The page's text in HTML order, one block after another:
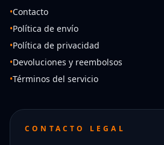
•Contacto
•Política de envío
•Política de privacidad
•Devoluciones y reembolsos
•Términos del servicio
CONTACTO LEGAL